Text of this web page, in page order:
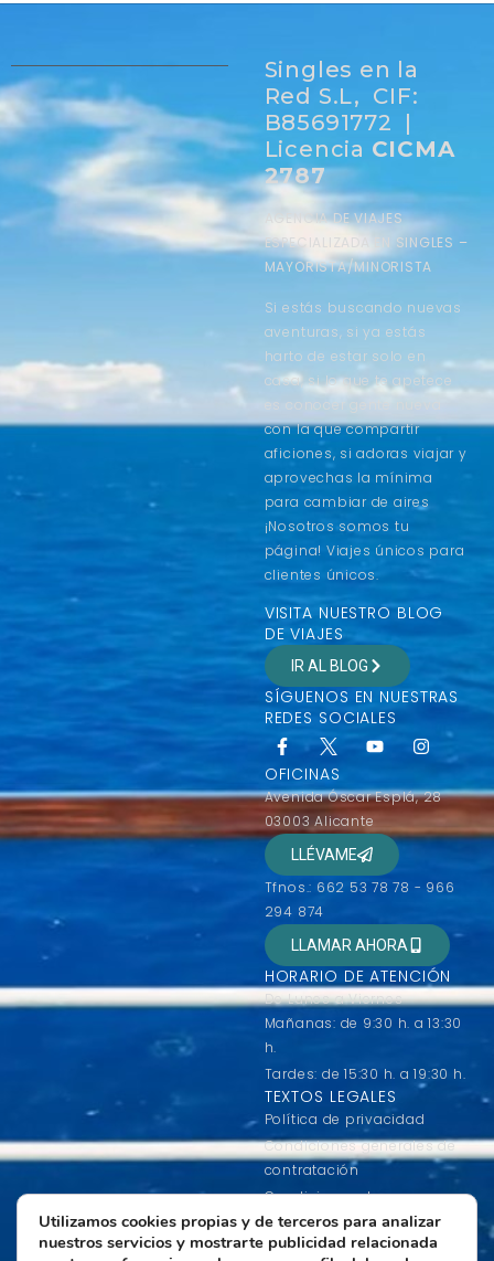
Singles en la
Red S.L, CIF:
B85691772 |
Licencia CICMA
2787
AGENCIA DE VIAJES
ESPECIALIZADA EN SINGLES –
MAYORISTA/MINORISTA
Si estás buscando nuevas
aventuras, si ya estás
harto de estar solo en
casa, si lo que te apetece
es conocer gente nueva
con la que compartir
aficiones, si adoras viajar y
aprovechas la mínima
para cambiar de aires
¡Nosotros somos tu
página! Viajes únicos para
clientes únicos.
VISITA NUESTRO BLOG
DE VIAJES
IR AL BLOG
SÍGUENOS EN NUESTRAS
REDES SOCIALES
OFICINAS
Avenida Óscar Esplá, 28
03003 Alicante
LLÉVAME
Tfnos.: 662 53 78 78 - 966
294 874
LLAMAR AHORA
HORARIO DE ATENCIÓN
De Lunes a Viernes
Mañanas: de 9:30 h. a 13:30
h.
Tardes: de 15:30 h. a 19:30 h.
TEXTOS LEGALES
Política de privacidad
Condiciones generales de
contratación
Condiciones de uso
Política de Cookies
Más información sobre
Utilizamos cookies propias y de terceros para analizar
nuestros servicios y mostrarte publicidad relacionada